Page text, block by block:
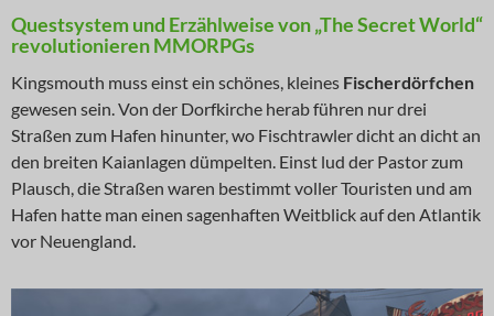
Questsystem und Erzählweise von „The Secret World“
revolutionieren MMORPGs
Kingsmouth muss einst ein schönes, kleines Fischerdörfchen
gewesen sein. Von der Dorfkirche herab führen nur drei
Straßen zum Hafen hinunter, wo Fischtrawler dicht an dicht an
den breiten Kaianlagen dümpelten. Einst lud der Pastor zum
Plausch, die Straßen waren bestimmt voller Touristen und am
Hafen hatte man einen sagenhaften Weitblick auf den Atlantik
vor Neuengland.